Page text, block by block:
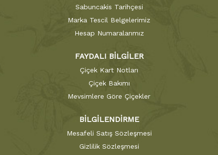
Sabuncakis Tarihçesi
Marka Tescil Belgelerimiz
Hesap Numaralarımız
FAYDALI BİLGİLER
Çiçek Kart Notları
Çiçek Bakımı
Mevsimlere Göre Çiçekler
BİLGİLENDİRME
Mesafeli Satış Sözleşmesi
Gizlilik Sözleşmesi